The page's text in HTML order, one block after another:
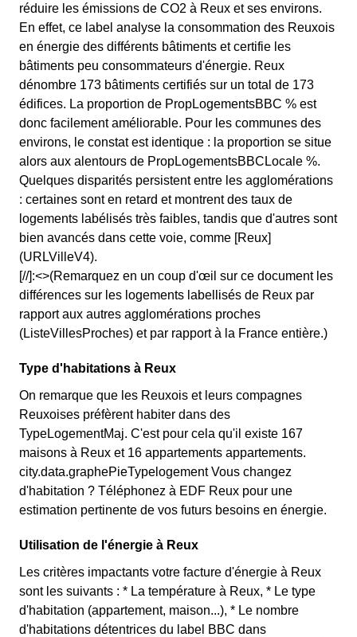
réduire les émissions de CO2 à Reux et ses environs.
En effet, ce label analyse la consommation des Reuxois
en énergie des différents bâtiments et certifie les
bâtiments peu consommateurs d'énergie. Reux
dénombre 173 bâtiments certifiés sur un total de 173
édifices. La proportion de PropLogementsBBC % est
donc facilement améliorable. Pour les communes des
environs, le constat est identique : la proportion se situe
alors aux alentours de PropLogementsBBCLocale %.
Quelques disparités persistent entre les agglomérations
: certaines sont en retard et montrent des taux de
logements labélisés très faibles, tandis que d'autres sont
bien avancés dans cette voie, comme [Reux]
(URLVilleV4).
[//]:<>(Remarquez en un coup d'œil sur ce document les
différences sur les logements labellisés de Reux par
rapport aux autres agglomérations proches
(ListeVillesProches) et par rapport à la France entière.)
Type d'habitations à Reux
On remarque que les Reuxois et leurs compagnes
Reuxoises préfèrent habiter dans des
TypeLogementMaj. C'est pour cela qu'il existe 167
maisons à Reux et 16 appartements appartements.
city.data.graphePieTypelogement Vous changez
d'habitation ? Téléphonez à EDF Reux pour une
estimation pertinente de vos futurs besoins en énergie.
Utilisation de l'énergie à Reux
Les critères impactants votre facture d'énergie à Reux
sont les suivants : * La température à Reux, * Le type
d'habitation (appartement, maison...), * Le nombre
d'habitations détentrices du label BBC dans